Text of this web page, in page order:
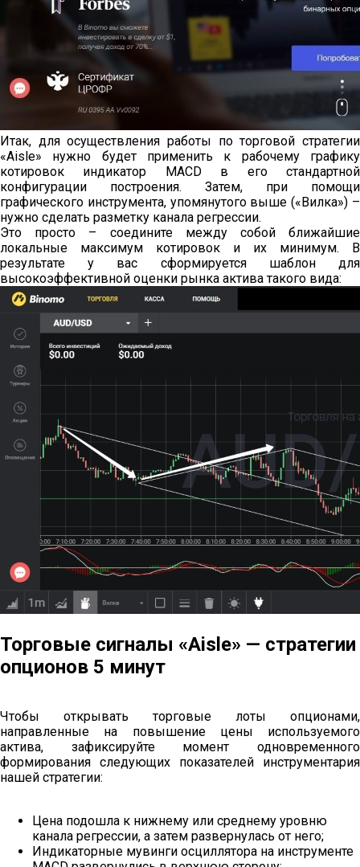
Итак, для осуществления работы по торговой стратегии
«Aisle» нужно будет применить к рабочему графику
котировок индикатор MACD в его стандартной
конфигурации построения. Затем, при помощи
графического инструмента, упомянутого выше («Вилка») –
нужно сделать разметку канала регрессии.
Это просто – соедините между собой ближайшие
локальные максимум котировок и их минимум. В
результате у вас сформируется шаблон для
высокоэффективной оценки рынка актива такого вида:
Торговые сигналы «Aisle» — стратегии
опционов 5 минут
Чтобы открывать торговые лоты опционами,
направленные на повышение цены используемого
актива, зафиксируйте момент одновременного
формирования следующих показателей инструментария
нашей стратегии:
Цена подошла к нижнему или среднему уровню
канала регрессии, а затем развернулась от него;
Индикаторные мувинги осциллятора на инструменте